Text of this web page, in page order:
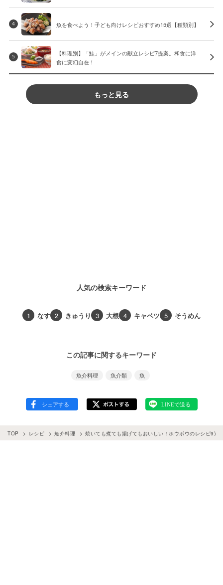
4 魚を食べよう！子ども向けレシピおすすめ15選【種類別】
5
【料理別】「鮭」がメインの献立レシピ7提案。和食に洋
食に変幻自在！
もっと見る
人気の検索キーワード
1 なす 2 きゅうり 3 大根 4 キャベツ 5 そうめん
この記事に関するキーワード
魚介料理 魚介類 魚
TOP レシピ 魚介料理 焼いても煮ても揚げてもおいしい！ホウボウのレシピ9選